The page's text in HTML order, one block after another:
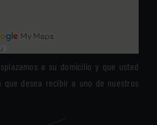
a su domicilio y que usted
desea recibir a uno de nuestros